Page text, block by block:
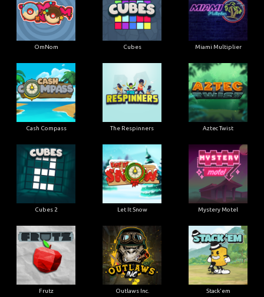
OmNom Cubes Miami Multiplier
Cash Compass The Respinners Aztec Twist
Cubes 2 Let It Snow Mystery Motel
Frutz Outlaws Inc. Stack'em